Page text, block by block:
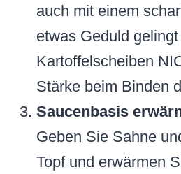
auch mit einem
etwas Geduld
Kartoffelscheiben
Stärke beim Binden
Saucenbasis
Geben Sie Sahne
Topf und erwärmen